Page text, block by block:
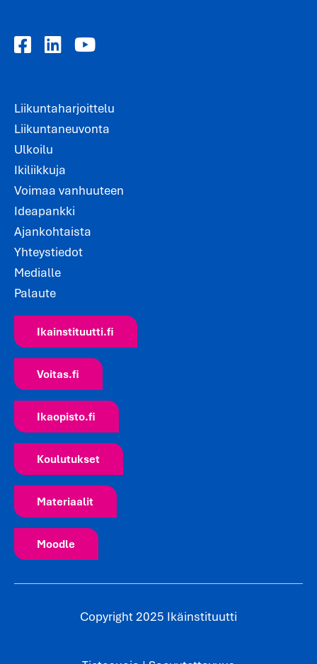
Liikuntaharjoittelu
Liikuntaneuvonta
Ulkoilu
Ikiliikkuja
Voimaa vanhuuteen
Ideapankki
Ajankohtaista
Yhteystiedot
Medialle
Palaute
Ikainstituutti.fi
Voitas.fi
Ikaopisto.fi
Koulutukset
Materiaalit
Moodle
Copyright 2025 Ikäinstituutti